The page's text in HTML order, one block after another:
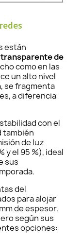
están
de
como en las
un alto nivel
se fragmenta
a diferencia
con el
también
de luz
y el 95 %), ideal
sus
del
para alojar
de espesor.
según sus
opciones: